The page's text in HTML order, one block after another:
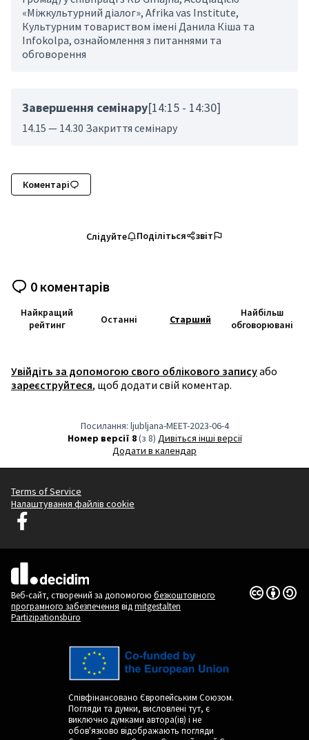
«Міжкультурний діалог», Afrika vas Institute,
Культурним товариством імені Данила Кіша та
Infokolpa, ознайомлення з питаннями та
обговорення
Завершення семінару[14:15 - 14:30]
14.15 — 14.30 Закриття семінару
Коментарі
Слідуйте Поділіться звіт
0 коментарів
Найкращий
рейтинг
Останні Старший
Найбільш
обговорювані
Увійдіть за допомогою свого облікового записуабо
зареєструйтеся, щоб додати свій коментар.
Посилання: ljubljana-MEET-2023-06-4
Номер версії 8(з 8)
дивіться інші версії
Додати в календар
Terms of Service
Налаштування файлів cookie
Децидим Любляна у Facebook
(Зовнішнє посилання)
Веб-сайт, створений за допомогою безкоштовного
програмного забезпечення відmitgestalten
Partizipationsbüro
Ліцензія
(Зовнішнє
Співфінансовано Європейським Союзом.
Погляди та думки, висловлені тут, є
виключно думками автора(ів) і не
обов'язково відображають погляди